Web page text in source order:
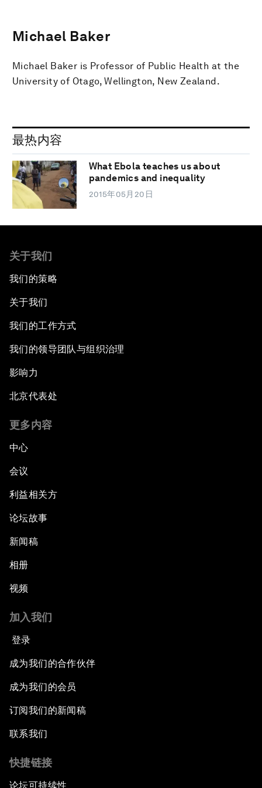
Michael Baker
Michael Baker is Professor of Public Health at the
University of Otago, Wellington, New Zealand.
最热内容
What Ebola teaches us about
pandemics and inequality
2015年05月20日
关于我们
我们的策略
关于我们
我们的工作方式
我们的领导团队与组织治理
影响力
北京代表处
更多内容
中心
会议
利益相关方
论坛故事
新闻稿
相册
视频
加入我们
登录
成为我们的合作伙伴
成为我们的会员
订阅我们的新闻稿
联系我们
快捷链接
论坛可持续性